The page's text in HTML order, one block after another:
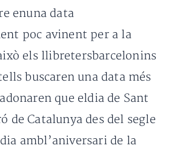
enuna data
poc avinent per a la
els llibretersbarcelonins
buscaren una data més
que eldia de Sant
de Catalunya des del segle
ambl’aniversari de la